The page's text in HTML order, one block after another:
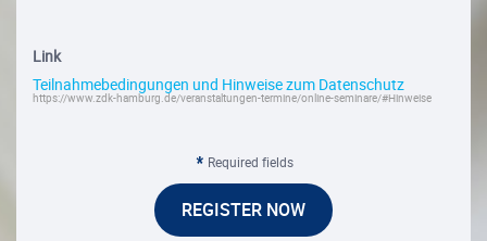
Link
Teilnahmebedingungen und Hinweise zum Datenschutz
https://www.zdk-hamburg.de/veranstaltungen-termine/online-seminare/#Hinweise
Required fields
REGISTER NOW